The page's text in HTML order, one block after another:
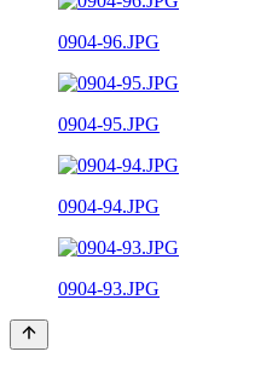
0904-96.JPG
0904-95.JPG
0904-94.JPG
0904-93.JPG